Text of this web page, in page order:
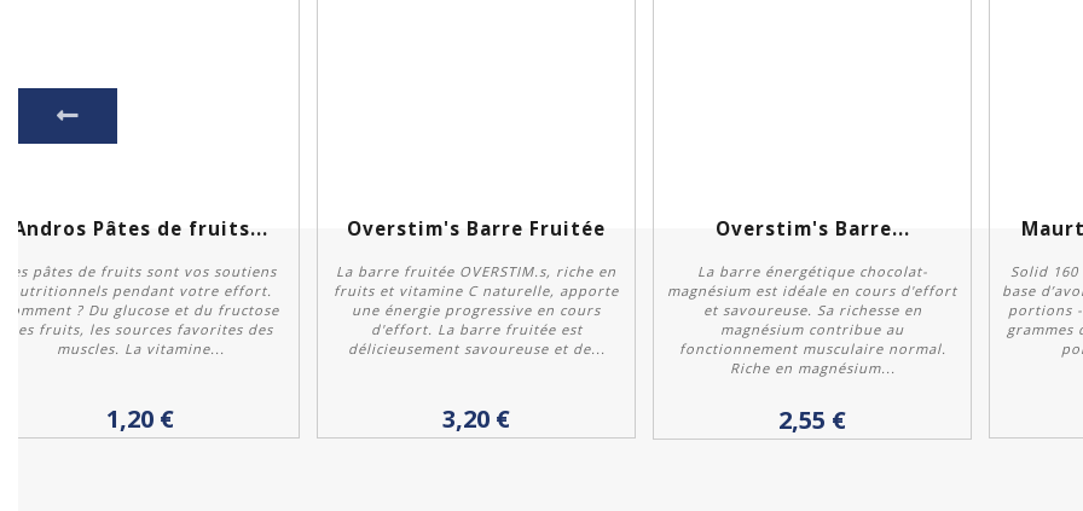
Acheter
Andros Pâtes de fruits...
Les pâtes de fruits sont vos soutiens
nutritionnels pendant votre effort.
Comment ? Du glucose et du fructose
des fruits, les sources favorites des
muscles. La vitamine...
1,20 €
Personnaliser
Overstim's Barre Fruitée
La barre fruitée OVERSTIM.s, riche en
fruits et vitamine C naturelle, apporte
une énergie progressive en cours
d'effort. La barre fruitée est
délicieusement savoureuse et de...
3,20 €
Personnaliser
Overstim's Barre...
La barre énergétique chocolat-
magnésium est idéale en cours d'effort
et savoureuse. Sa richesse en
magnésium contribue au
fonctionnement musculaire normal.
Riche en magnésium...
2,55 €
Solid
base
portions
grammes